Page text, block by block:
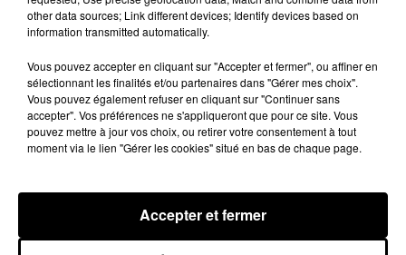
other data sources; Link different devices; Identify devices based on
information transmitted automatically.
Vous pouvez accepter en cliquant sur "Accepter et fermer", ou affiner en
sélectionnant les finalités et/ou partenaires dans "Gérer mes choix".
Vous pouvez également refuser en cliquant sur "Continuer sans
accepter". Vos préférences ne s'appliqueront que pour ce site. Vous
pouvez mettre à jour vos choix, ou retirer votre consentement à tout
moment via le lien "Gérer les cookies" situé en bas de chaque page.
Accepter et fermer